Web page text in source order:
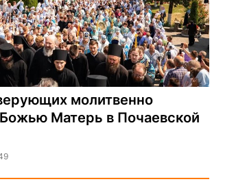
молитвенно
Матерь в Почаевской